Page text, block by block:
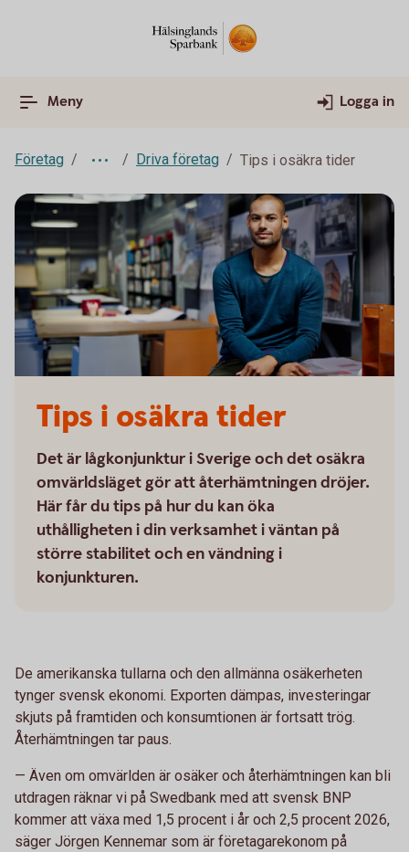
Meny Logga in
Företag Driva företag Tips i osäkra tider
Tips i osäkra tider
Det är lågkonjunktur i Sverige och det osäkra
omvärldsläget gör att återhämtningen dröjer.
Här får du tips på hur du kan öka
uthålligheten i din verksamhet i väntan på
större stabilitet och en vändning i
konjunkturen.
De amerikanska tullarna och den allmänna osäkerheten
tynger svensk ekonomi. Exporten dämpas, investeringar
skjuts på framtiden och konsumtionen är fortsatt trög.
Återhämtningen tar paus.
— Även om omvärlden är osäker och återhämtningen kan bli
utdragen räknar vi på Swedbank med att svensk BNP
kommer att växa med 1,5 procent i år och 2,5 procent 2026,
säger Jörgen Kennemar som är företagarekonom på